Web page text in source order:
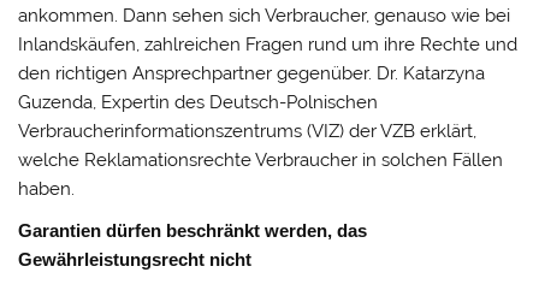
ankommen. Dann sehen sich Verbraucher, genauso wie bei
Inlandskäufen, zahlreichen Fragen rund um ihre Rechte und
den richtigen Ansprechpartner gegenüber. Dr. Katarzyna
Guzenda, Expertin des Deutsch-Polnischen
Verbraucherinformationszentrums (VIZ) der VZB erklärt,
welche Reklamationsrechte Verbraucher in solchen Fällen
haben.
Garantien dürfen beschränkt werden, das
Gewährleistungsrecht nicht